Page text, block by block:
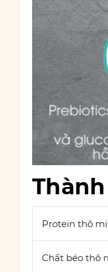
Protein thô
Chất béo thô